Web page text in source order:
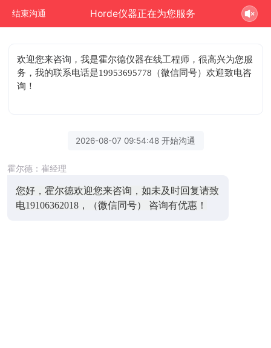
结束沟通 Horde仪器正在为您服务
欢迎您来咨询 ，我是霍尔德仪器在线工程师，很高兴为您服
务，我的联系电话是19953695778（微信同号）欢迎致电咨
询！
2026-08-07 09:54:48 开始沟通
霍尔德：崔经理
您好，霍尔德欢迎您来咨询，如未及时回复请致
电19106362018，（微信同号） 咨询有优惠！